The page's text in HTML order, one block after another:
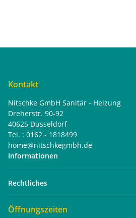
Kontakt
Nitschke GmbH Sanitär - Heizung
Dreherstr. 90-92
40625 Düsseldorf
Tel. : 0162 - 1818499
home@nitschkegmbh.de
Informationen
Rechtliches
Öffnungszeiten